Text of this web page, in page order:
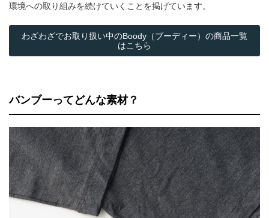
環境への取り組みを続けていくことを掲げています。
わざわざでお取り扱い中のBoody（ブーディー）の商品一覧
はこちら
バンブーってどんな素材？